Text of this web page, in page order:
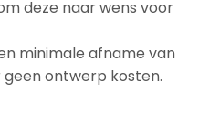
deze naar wens voor
minimale afname van
geen ontwerp kosten.